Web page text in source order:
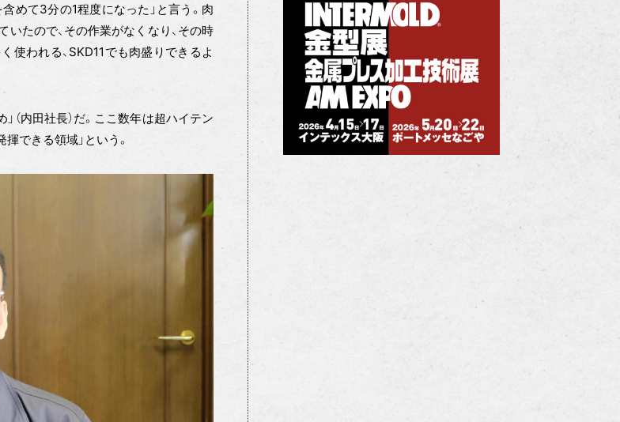
めて3分の1程度になった」と言う。肉
たので、その作業がなくなり、その時
使われる、SKD11でも肉盛りできるよ
（内田社長）だ。ここ数年は超ハイテン
できる領域」という。